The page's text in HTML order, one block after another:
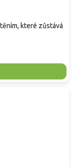
které zůstává